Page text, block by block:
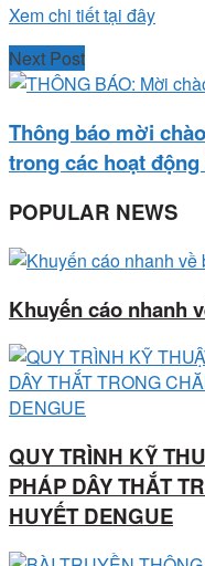
Xem chi tiết tại đây
Next Post
Thông báo mời
trong các hoạt động
POPULAR NEWS
Khuyến cáo nhanh
QUY TRÌNH KỸ
PHÁP DÂY THẮT
HUYẾT DENGUE